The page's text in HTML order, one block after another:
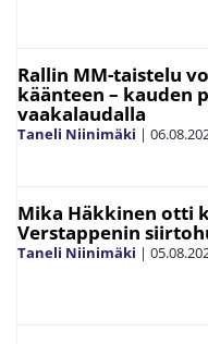
Rallin MM-taistelu
käänteen – kauden
vaakalaudalla
Taneli Niinimäki |
Mika Häkkinen otti
Verstappenin
Taneli Niinimäki |